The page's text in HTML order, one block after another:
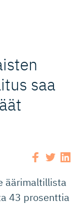
saa
äärimaltillista
43 prosenttia